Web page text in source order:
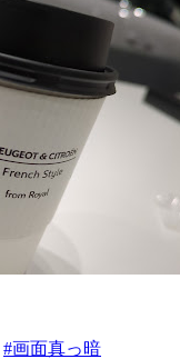
#画面真っ暗